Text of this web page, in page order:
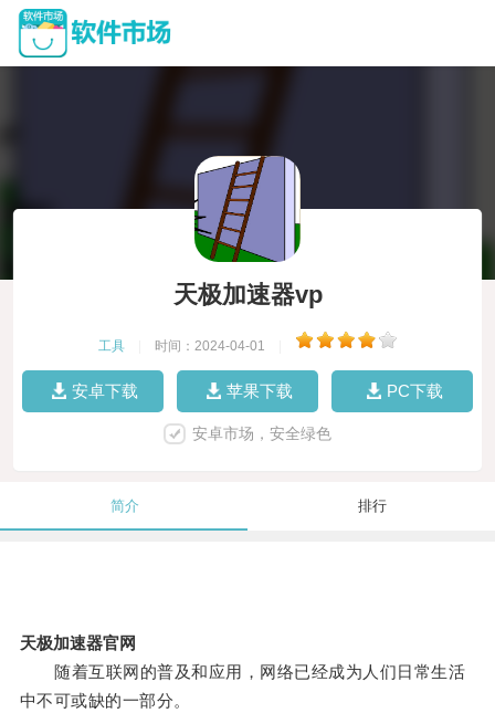
天极加速器vp
工具 时间：2024-04-01
安卓下载 苹果下载 PC下载
安卓市场，安全绿色
简介 排行
天极加速器官网
随着互联网的普及和应用，网络已经成为人们日常生活
中不可或缺的一部分。